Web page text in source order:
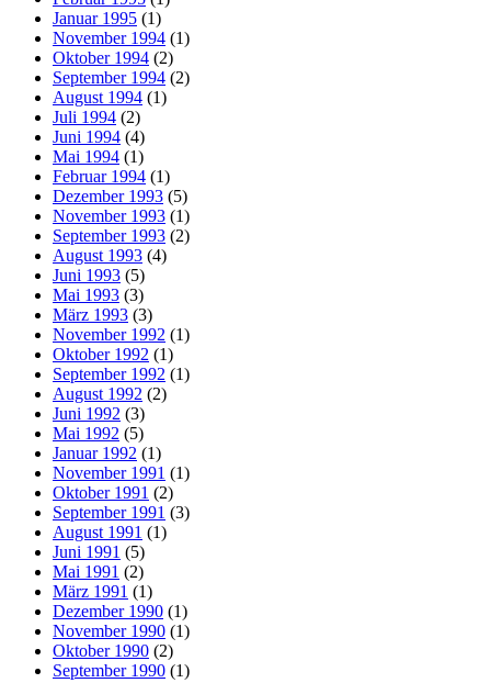
Januar 1995 (1)
November 1994 (1)
Oktober 1994 (2)
September 1994 (2)
August 1994 (1)
Juli 1994 (2)
Juni 1994 (4)
Mai 1994 (1)
Februar 1994 (1)
Dezember 1993 (5)
November 1993 (1)
September 1993 (2)
August 1993 (4)
Juni 1993 (5)
Mai 1993 (3)
März 1993 (3)
November 1992 (1)
Oktober 1992 (1)
September 1992 (1)
August 1992 (2)
Juni 1992 (3)
Mai 1992 (5)
Januar 1992 (1)
November 1991 (1)
Oktober 1991 (2)
September 1991 (3)
August 1991 (1)
Juni 1991 (5)
Mai 1991 (2)
März 1991 (1)
Dezember 1990 (1)
November 1990 (1)
Oktober 1990 (2)
September 1990 (1)